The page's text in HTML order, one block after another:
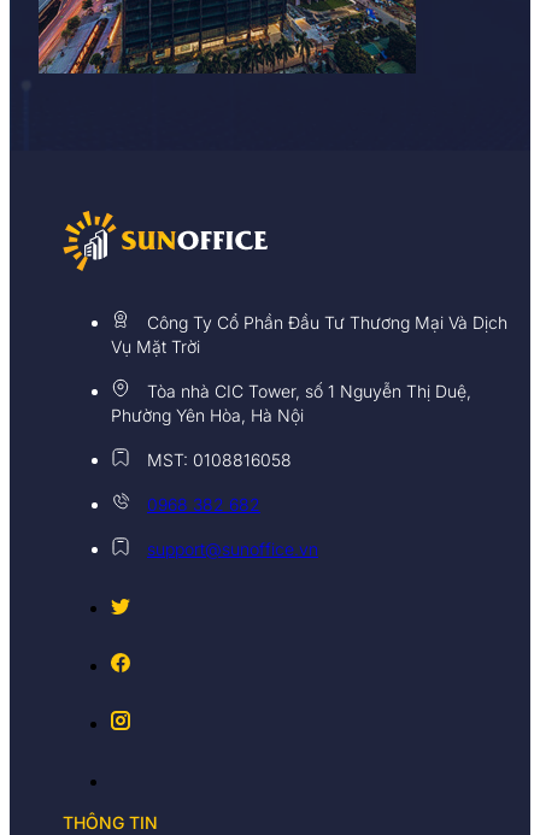
Công Ty Cổ Phần Đầu Tư Thương Mại Và Dịch
Vụ Mặt Trời
Tòa nhà CIC Tower, số 1 Nguyễn Thị Duệ,
Phường Yên Hòa, Hà Nội
MST: 0108816058
0968 382 682
support@sunoffice.vn
THÔNG TIN